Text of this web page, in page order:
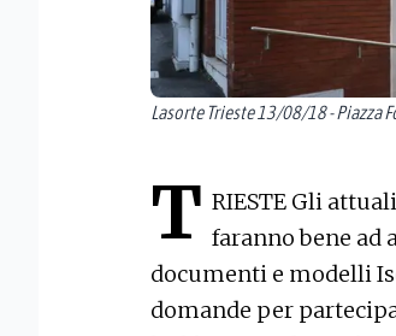
Lasorte Trieste 13/08/18 - Piazza
T RIESTE Gli
faranno bene ad
documenti e modelli
domande per